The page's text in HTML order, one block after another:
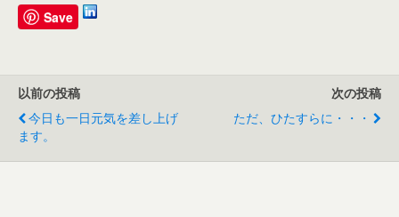
Save
以前の投稿
今日も一日元気を差し上げ
ます。
次の投稿
ただ、ひたすらに・・・